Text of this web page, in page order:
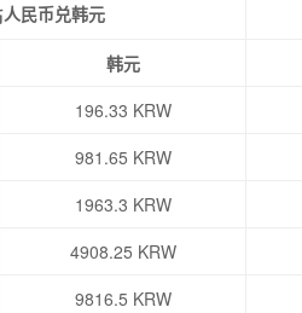
人民币兑韩元
韩元
196.33 KRW
981.65 KRW
1963.3 KRW
4908.25 KRW
9816.5 KRW